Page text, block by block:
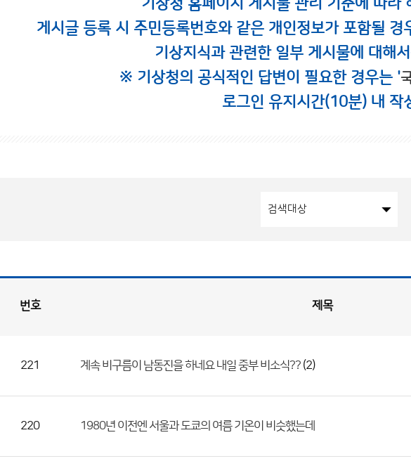
기상청 홈페이지 게시물 관리 기준에 따라
게시글 등록 시 주민등록번호와 같은 개인정보가 포함될
기상지식과 관련한 일부 게시물에 대해
※ 기상청의 공식적인 답변이 필요한 경우는 '
로그인 유지시간(10분) 내 작
번호 제목
221 계속 비구름이 남동진을 하네요 내일 중부 비소식?? (2)
220 1980년 이전엔 서울과 도쿄의 여름 기온이 비슷했는데